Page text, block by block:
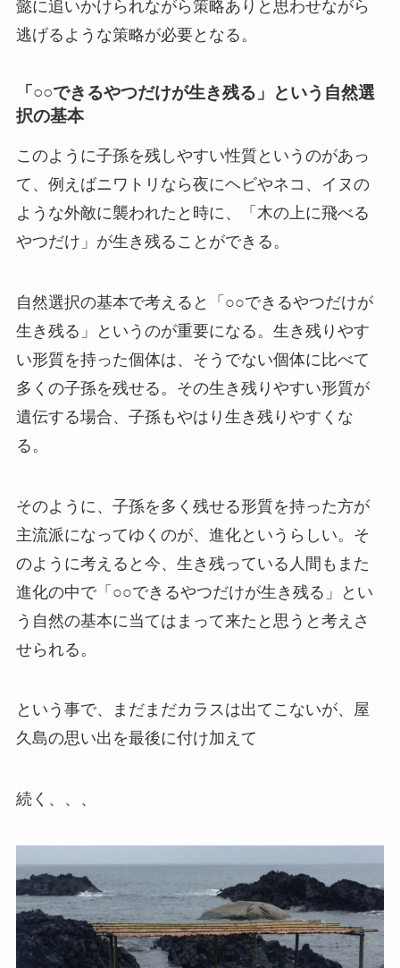
懿に追いかけられながら策略ありと思わせながら
逃げるような策略が必要となる。
「○○できるやつだけが生き残る」という自然選
択の基本
このように子孫を残しやすい性質というのがあっ
て、例えばニワトリなら夜にヘビやネコ、イヌの
ような外敵に襲われたと時に、「木の上に飛べる
やつだけ」が生き残ることができる。
自然選択の基本で考えると「○○できるやつだけが
生き残る」というのが重要になる。生き残りやす
い形質を持った個体は、そうでない個体に比べて
多くの子孫を残せる。その生き残りやすい形質が
遺伝する場合、子孫もやはり生き残りやすくな
る。
そのように、子孫を多く残せる形質を持った方が
主流派になってゆくのが、進化というらしい。そ
のように考えると今、生き残っている人間もまた
進化の中で「○○できるやつだけが生き残る」とい
う自然の基本に当てはまって来たと思うと考えさ
せられる。
という事で、まだまだカラスは出てこないが、屋
久島の思い出を最後に付け加えて
続く、、、